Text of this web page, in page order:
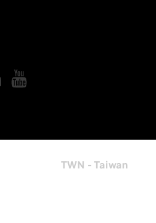
TWN - Taiwan